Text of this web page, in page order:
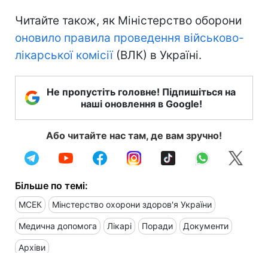
Читайте також, як Міністерство оборони
оновило правила проведення військово-
лікарської комісії(ВЛК) в Україні.
Не пропустіть головне! Підпишіться на
наші оновлення в Google!
Або читайте нас там, де вам зручно!
Більше по темі:
МСЕК Мінстерство охорони здоров'я України
Медична допомога Лікарі Поради Документи
Архіви